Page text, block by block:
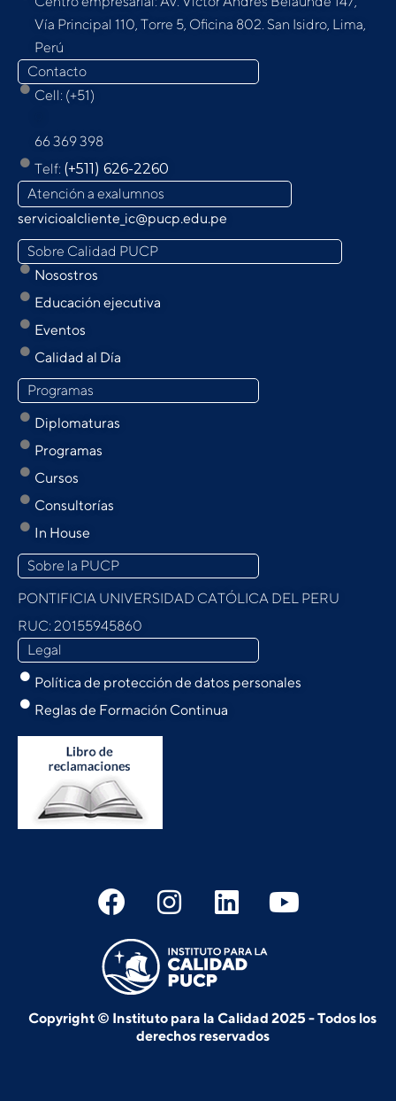
Vía Principal 110, Torre 5, Oﬁcina 802. San Isidro, Lima,
Perú
Contacto
Cell: (+51)
66 369 398
Telf: (+511) 626-2260
Atención a exalumnos
servicioalcliente_ic@pucp.edu.pe
Sobre Calidad PUCP
Nosostros
Educación ejecutiva
Eventos
Calidad al Día
Programas
Diplomaturas
Programas
Cursos
Consultorías
In House
Sobre la PUCP
PONTIFICIA UNIVERSIDAD CATÓLICA DEL PERU
RUC: 20155945860
Legal
Política de protección de datos personales
Reglas de Formación Continua
Copyright © Instituto para la Calidad 2025 - Todos los
derechos reservados